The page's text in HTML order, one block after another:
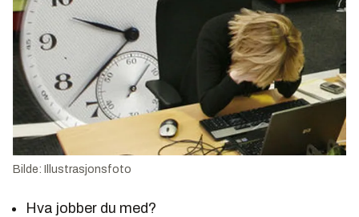
Bilde: Illustrasjonsfoto
Hva jobber du med?